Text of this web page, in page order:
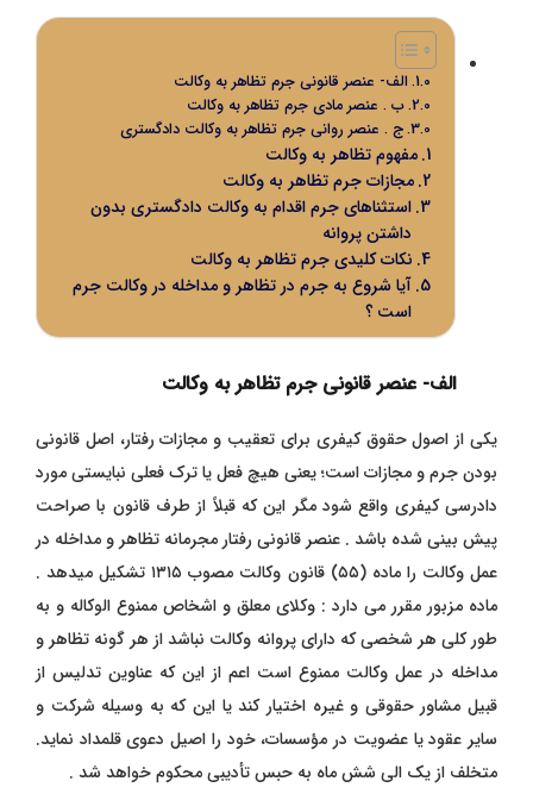
الف- عنصر قانونی جرم تظاهر به وکالت
ب . عنصر مادی جرم تظاهر به وکالت
ج . عنصر روانی جرم تظاهر به وکالت دادگستری
مفهوم تظاهر به وکالت
مجازات جرم تظاهر به وکالت
استثناهای جرم اقدام به وکالت دادگستری بدون
داشتن پروانه
نکات کلیدی جرم تظاهر به وکالت
آیا شروع به جرم در تظاهر و مداخله در وکالت جرم
است ؟
الف- عنصر قانونی جرم تظاهر به وکالت
یکی از اصول حقوق کیفری برای تعقیب و مجازات رفتار، اصل قانونی
بودن جرم و مجازات است؛ یعنی هیچ فعل یا ترک فعلی نبایستی مورد
دادرسی کیفری واقع شود مگر این که قبلاً از طرف قانون با صراحت
پیش بینی شده باشد . عنصر قانونی رفتار مجرمانه تظاهر و مداخله در
عمل وکالت را ماده (۵۵) قانون وکالت مصوب ۱۳۱۵ تشکیل میدهد .
ماده مزبور مقرر می دارد : وکلای معلق و اشخاص ممنوع الوکاله و به
طور کلی هر شخصی که دارای پروانه وکالت نباشد از هر گونه تظاهر و
مداخله در عمل وکالت ممنوع است اعم از این که عناوین تدلیس از
قبیل مشاور حقوقی و غیره اختیار کند یا این که به وسیله شرکت و
سایر عقود یا عضویت در مؤسسات، خود را اصیل دعوی قلمداد نماید.
متخلف از یک الی شش ماه به حبس تأدیبی محکوم خواهد شد .